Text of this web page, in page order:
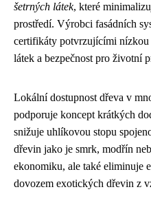
šetrných látek, které
prostředí. Výrobci fasádních
certifikáty potvrzujícími
látek a bezpečnost pro životní
Lokální dostupnost dřeva v
podporuje koncept krátkých
snižuje uhlíkovou stopu
dřevin jako je smrk, modřín
ekonomiku, ale také eliminuje
dovozem exotických dřevin z